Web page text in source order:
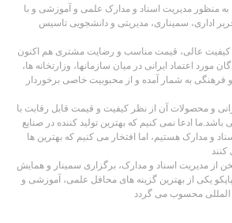
به منظور مدیریت اسناد و مدارک علمی و آموزشی و با
اداری، سمیناری، مدیریتی و دانشجویی تاسیس
کیفیت عالی، قیمت مناسب و رضایت مشتری هم اکنون
مورد اعتماد ایرانی در میان سازمانها، وزارتخانه ها،
به شمار آمده و از محبوبیت خاصی برخوردار
و محصولات آن از نظر کیفیت و قیمت قابل رقابت با
ادعا نمی کنیم که بهترین تولید کننده در صنایع
و مدارک هستیم، اما افتخار می کنیم که بهترین ها
کنند
از مدیریت اسناد و مدارک، برگزاری سمینار و همایش
یکی از بهترین گزینه های محافل علمی، آموزشی و
المللی محسوب می گردد